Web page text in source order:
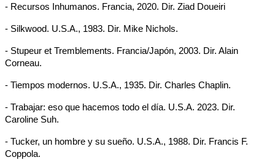
- Recursos Inhumanos. Francia, 2020. Dir. Ziad Doueiri
- Silkwood. U.S.A., 1983. Dir. Mike Nichols.
- Stupeur et Tremblements. Francia/Japón, 2003. Dir. Alain
Corneau.
- Tiempos modernos. U.S.A., 1935. Dir. Charles Chaplin.
- Trabajar: eso que hacemos todo el día. U.S.A. 2023. Dir.
Caroline Suh.
- Tucker, un hombre y su sueño. U.S.A., 1988. Dir. Francis F.
Coppola.